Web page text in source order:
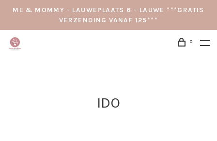
ME & MOMMY - LAUWEPLAATS 6 - LAUWE ***GRATIS
VERZENDING VANAF 125***
0
IDO